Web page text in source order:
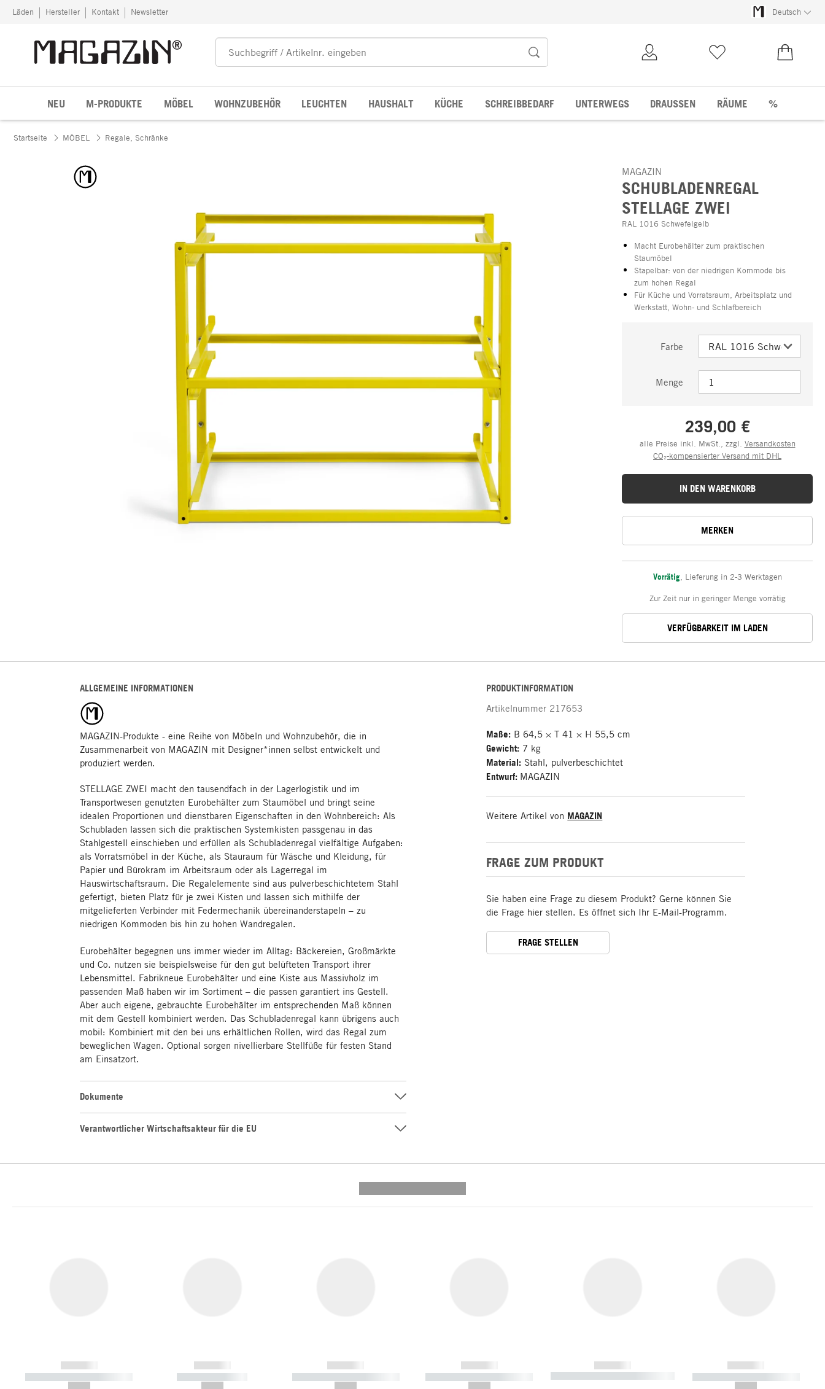
Zum Inhalt springen
Läden Hersteller Kontakt Newsletter Deutsch
NEU M-PRODUKTE MÖBEL WOHNZUBEHÖR LEUCHTEN HAUSHALT KÜCHE SCHREIBBEDARF UNTERWEGS DRAUSSEN RÄUME %
Startseite MÖBEL Regale, Schränke
MAGAZIN
SCHUBLADENREGAL
STELLAGE ZWEI
RAL 1016 Schwefelgelb
Macht Eurobehälter zum praktischen
Staumöbel
Stapelbar: von der niedrigen Kommode bis
zum hohen Regal
Für Küche und Vorratsraum, Arbeitsplatz und
Werkstatt, Wohn- und Schlafbereich
Farbe
Menge
239,00 €
alle Preise inkl. MwSt., zzgl. Versandkosten
CO₂-kompensierter Versand mit DHL
IN DEN WARENKORB
MERKEN
Vorrätig, Lieferung in 2-3 Werktagen
Zur Zeit nur in geringer Menge vorrätig
VERFÜGBARKEIT IM LADEN
ALLGEMEINE INFORMATIONEN
MAGAZIN-Produkte - eine Reihe von Möbeln und Wohnzubehör, die in
Zusammenarbeit von MAGAZIN mit Designer*innen selbst entwickelt und
produziert werden.
STELLAGE ZWEI macht den tausendfach in der Lagerlogistik und im
Transportwesen genutzten Eurobehälter zum Staumöbel und bringt seine
idealen Proportionen und dienstbaren Eigenschaften in den Wohnbereich: Als
Schubladen lassen sich die praktischen Systemkisten passgenau in das
Stahlgestell einschieben und erfüllen als Schubladenregal vielfältige Aufgaben:
als Vorratsmöbel in der Küche, als Stauraum für Wäsche und Kleidung, für
Papier und Bürokram im Arbeitsraum oder als Lagerregal im
Hauswirtschaftsraum. Die Regalelemente sind aus pulverbeschichtetem Stahl
gefertigt, bieten Platz für je zwei Kisten und lassen sich mithilfe der
mitgelieferten Verbinder mit Federmechanik übereinanderstapeln – zu
niedrigen Kommoden bis hin zu hohen Wandregalen.
Eurobehälter begegnen uns immer wieder im Alltag: Bäckereien, Großmärkte
und Co. nutzen sie beispielsweise für den gut belüfteten Transport ihrer
Lebensmittel. Fabrikneue Eurobehälter und eine Kiste aus Massivholz im
passenden Maß haben wir im Sortiment – die passen garantiert ins Gestell.
Aber auch eigene, gebrauchte Eurobehälter im entsprechenden Maß können
mit dem Gestell kombiniert werden. Das Schubladenregal kann übrigens auch
mobil: Kombiniert mit den bei uns erhältlichen Rollen, wird das Regal zum
beweglichen Wagen. Optional sorgen nivellierbare Stellfüße für festen Stand
am Einsatzort.
Dokumente
Verantwortlicher Wirtschaftsakteur für die EU
PRODUKTINFORMATION
Artikelnummer 217653
Maße: B 64,5 × T 41 × H 55,5 cm
Gewicht: 7 kg
Material: Stahl, pulverbeschichtet
Entwurf: MAGAZIN
Weitere Artikel von MAGAZIN
FRAGE ZUM PRODUKT
Sie haben eine Frage zu diesem Produkt? Gerne können Sie
die Frage hier stellen. Es öffnet sich Ihr E-Mail-Programm.
FRAGE STELLEN
------------
----------- ----------- -----------
------------
----------- -----------
------------
----------- ----------- -----------
------------
----------- ----------- -----------
------------
----------- ----------- ----------- ----
------------
----------- ----------- -----------